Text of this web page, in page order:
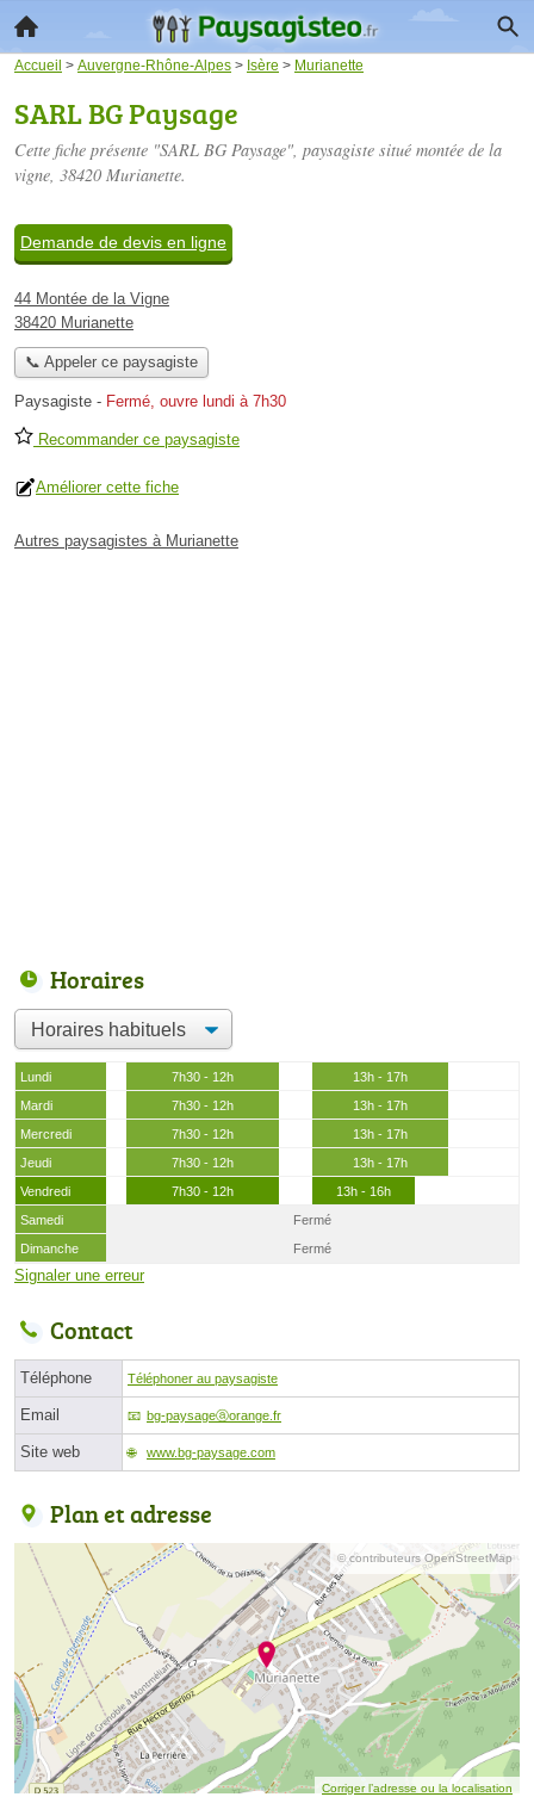
Accueil > Auvergne-Rhône-Alpes > Isère > Murianette
SARL BG Paysage
Cette fiche présente "SARL BG Paysage", paysagiste situé montée de la
vigne, 38420 Murianette.
Demande de devis en ligne
44 Montée de la Vigne
38420 Murianette
📞 Appeler ce paysagiste
Paysagiste - Fermé, ouvre lundi à 7h30
Recommander ce paysagiste
Améliorer cette fiche
Autres paysagistes à Murianette
Horaires
Lundi 7h30 - 12h
13h - 17h
Mardi
7h30 - 12h
13h - 17h
Mercredi
7h30 - 12h
13h - 17h
Jeudi
7h30 - 12h
13h - 17h
Vendredi
7h30 - 12h
13h - 16h
Samedi
Fermé
Dimanche
Fermé
Signaler une erreur
Contact
Téléphone Téléphoner au paysagiste
Email bg-paysageⓐorange.fr
Site web www.bg-paysage.com
Plan et adresse
© contributeurs OpenStreetMap
Corriger l’adresse ou la localisation